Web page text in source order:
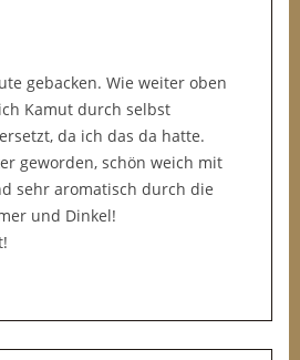
gebacken. Wie weiter oben
Kamut durch selbst
da ich das da hatte.
geworden, schön weich mit
sehr aromatisch durch die
und Dinkel!